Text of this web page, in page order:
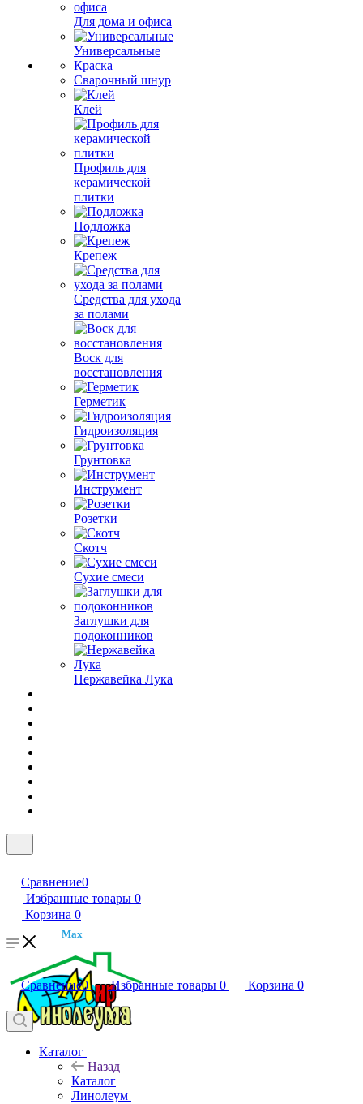
Для дома и офиса
Универсальные
Краска
Сварочный шнур
Клей
Профиль для
керамической
плитки
Подложка
Крепеж
Средства для ухода
за полами
Воск для
восстановления
Герметик
Гидроизоляция
Грунтовка
Инструмент
Розетки
Скотч
Сухие смеси
Заглушки для
подоконников
Нержавейка Лука
Сравнение0
Избранные товары 0
Корзина 0
Max
Сравнение0 Избранные товары 0 Корзина 0
Каталог
Назад
Каталог
Линолеум